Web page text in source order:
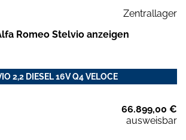
Zentrallager
Romeo Stelvio anzeigen
2,2 DIESEL 16V Q4 VELOCE
66.899,00 €
ausweisbar